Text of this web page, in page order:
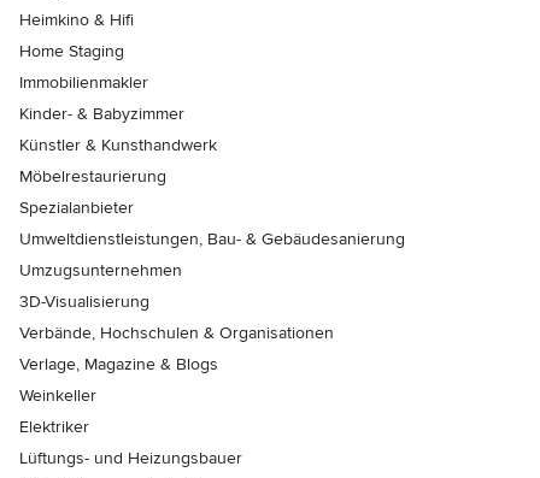
Heimkino & Hifi
Home Staging
Immobilienmakler
Kinder- & Babyzimmer
Künstler & Kunsthandwerk
Möbelrestaurierung
Spezialanbieter
Umweltdienstleistungen, Bau- & Gebäudesanierung
Umzugsunternehmen
3D-Visualisierung
Verbände, Hochschulen & Organisationen
Verlage, Magazine & Blogs
Weinkeller
Elektriker
Lüftungs- und Heizungsbauer